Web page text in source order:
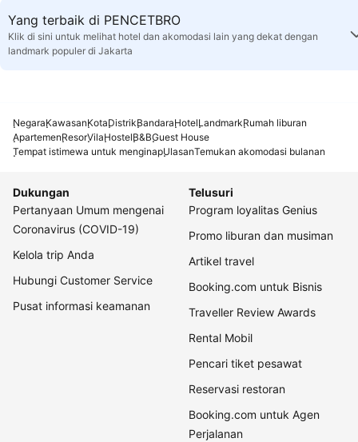
Yang terbaik di PENCETBRO
Klik di sini untuk melihat hotel dan akomodasi lain yang dekat dengan
landmark populer di Jakarta
NegaraKawasanKotaDistrikBandaraHotelLandmarkRumah liburan
ApartemenResorVilaHostelB&BGuest House
Tempat istimewa untuk menginapUlasanTemukan akomodasi bulanan
Dukungan
Pertanyaan Umum mengenai
Coronavirus (COVID-19)
Kelola trip Anda
Hubungi Customer Service
Pusat informasi keamanan
Telusuri
Program loyalitas Genius
Promo liburan dan musiman
Artikel travel
Booking.com untuk Bisnis
Traveller Review Awards
Rental Mobil
Pencari tiket pesawat
Reservasi restoran
Booking.com untuk Agen
Perjalanan